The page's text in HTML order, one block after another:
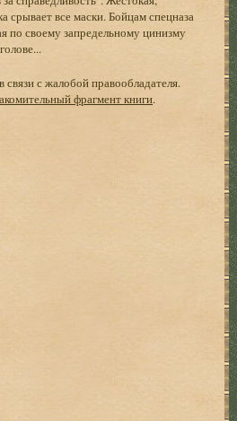
срывает все маски. Бойцам спецназа
по своему запредельному цинизму
связи с жалобой правообладателя.
фрагмент книги.